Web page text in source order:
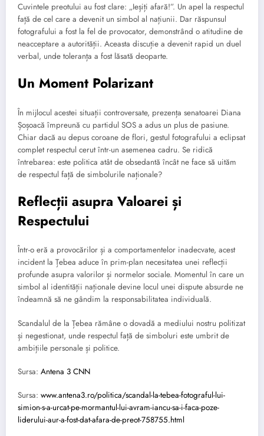
Cuvintele preotului au fost clare: „Ieșiți afară!”. Un apel la respectul
față de cel care a devenit un simbol al națiunii. Dar răspunsul
fotografului a fost la fel de provocator, demonstrând o atitudine de
neacceptare a autorității. Aceasta discuție a devenit rapid un duel
verbal, unde toleranța a fost lăsată deoparte.
Un Moment Polarizant
În mijlocul acestei situații controversate, prezența senatoarei Diana
Șoșoacă împreună cu partidul SOS a adus un plus de pasiune.
Chiar dacă au depus coroane de flori, gestul fotografului a eclipsat
complet respectul cerut într-un asemenea cadru. Se ridică
întrebarea: este politica atât de obsedantă încât ne face să uităm
de respectul față de simbolurile naționale?
Reflecții asupra Valoarei și
Respectului
Într-o eră a provocărilor și a comportamentelor inadecvate, acest
incident la Țebea aduce în prim-plan necesitatea unei reflecții
profunde asupra valorilor și normelor sociale. Momentul în care un
simbol al identității naționale devine locul unei dispute absurde ne
îndeamnă să ne gândim la responsabilitatea individuală.
Scandalul de la Țebea rămâne o dovadă a mediului nostru politizat
și negestionat, unde respectul față de simboluri este umbrit de
ambițiile personale și politice.
Sursa: Antena 3 CNN
Sursa: www.antena3.ro/politica/scandal-la-tebea-fotograful-lui-
simion-s-a-urcat-pe-mormantul-lui-avram-iancu-sa-i-faca-poze-
liderului-aur-a-fost-dat-afara-de-preot-758755.html